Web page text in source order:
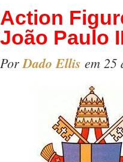
Action
João Paulo
Por Dado Ellis em 25